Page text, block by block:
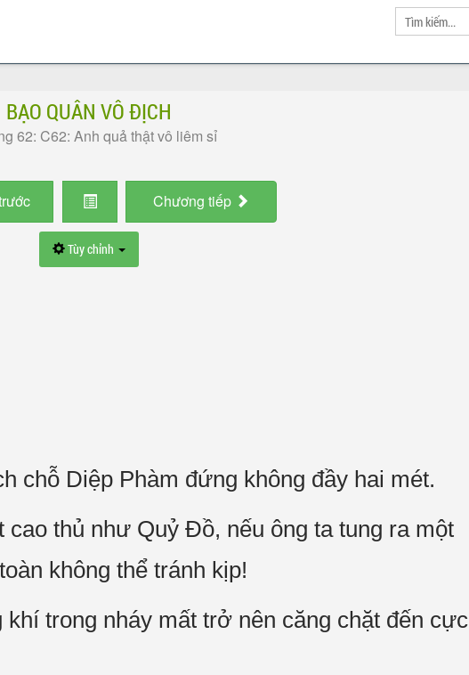
BẠO QUÂN VÔ ĐỊCH
62: C62: Anh quả thật vô liêm sỉ
Chương tiếp
Tùy chỉnh
chỗ Diệp Phàm đứng không đầy hai mét.
thủ như Quỷ Đồ, nếu ông ta tung ra một
không thể tránh kịp!
trong nháy mất trở nên căng chặt đến cực